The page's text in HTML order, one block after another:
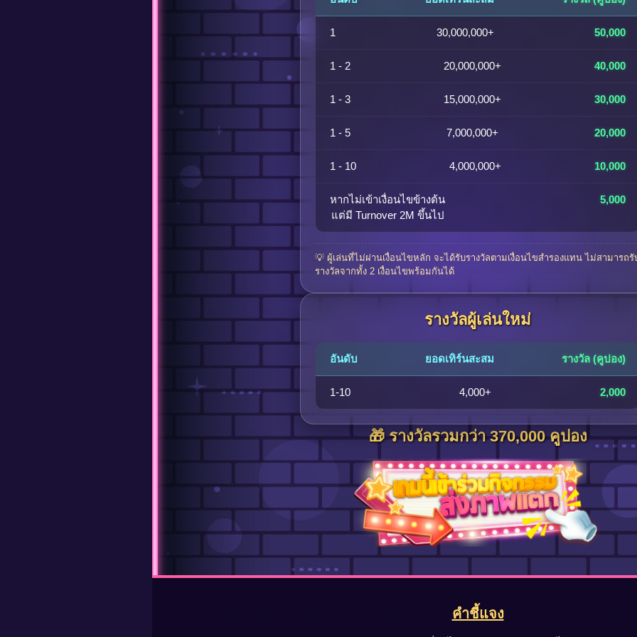
1 30,000,000+ 50,000
1 - 2 20,000,000+ 40,000
1 - 3 15,000,000+ 30,000
1 - 5 7,000,000+ 20,000
1 - 10 4,000,000+ 10,000
หากไม่เข้าเงื่อนไขข้างต้น
แต่มี Turnover 2M ขึ้นไป
5,000
💡 ผู้เล่นที่ไม่ผ่านเงื่อนไขหลัก จะได้รับรางวัลตามเงื่อนไขสำรองแทน ไม่สามารถรั
รางวัลจากทั้ง 2 เงื่อนไขพร้อมกันได้
รางวัลผู้เล่นใหม่
อันดับ ยอดเทิร์นสะสม รางวัล (คูปอง)
1-10 4,000+ 2,000
🎁 รางวัลรวมกว่า 370,000 คูปอง
คำชี้แจง